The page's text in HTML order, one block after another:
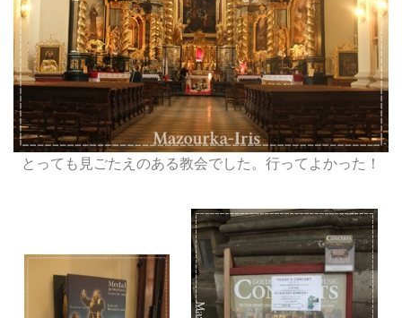
とっても見ごたえのある教会でした。行ってよかった！